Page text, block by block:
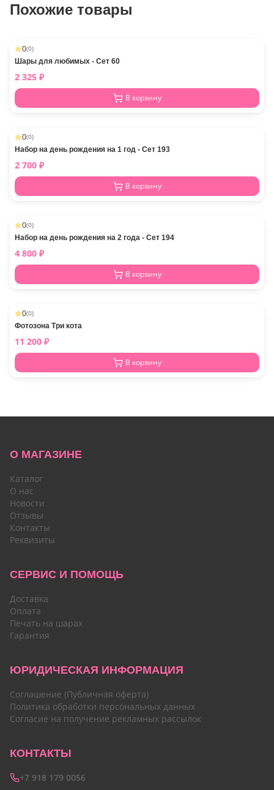
Похожие товары
0(0)
Шары для любимых - Сет 60
2 325 ₽
В корзину
0(0)
Набор на день рождения на 1 год - Сет 193
2 700 ₽
В корзину
0(0)
Набор на день рождения на 2 года - Сет 194
4 800 ₽
В корзину
0(0)
Фотозона Три кота
11 200 ₽
В корзину
О МАГАЗИНЕ
Каталог
О нас
Новости
Отзывы
Контакты
Реквизиты
СЕРВИС И ПОМОЩЬ
Доставка
Оплата
Печать на шарах
Гарантия
ЮРИДИЧЕСКАЯ ИНФОРМАЦИЯ
Соглашение (Публичная оферта)
Политика обработки персональных данных
Согласие на получение рекламных рассылок
КОНТАКТЫ
+7 918 179 0056